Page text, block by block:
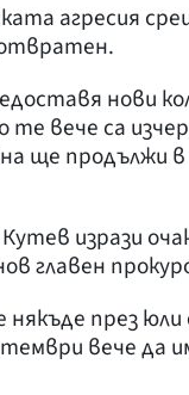
агресия
нови
вече са
ще продължи
изрази
главен
през
вече да